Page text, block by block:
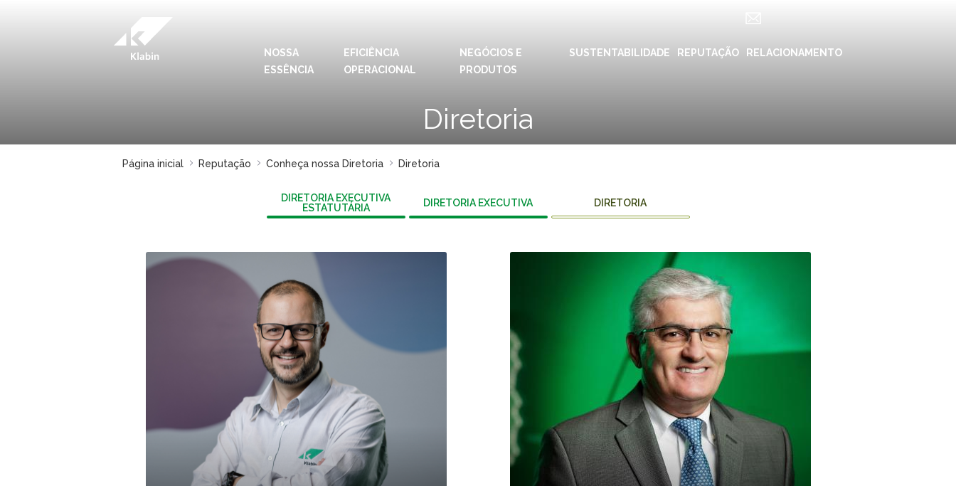
NOSSA
ESSÊNCIA
EFICIÊNCIA
OPERACIONAL
NEGÓCIOS E
PRODUTOS
SUSTENTABILIDADE REPUTAÇÃO RELACIONAMENTO
Diretoria
IDIOMAS: PT EN ES
Relações com
Investidores
Plante com a
Klabin
Importam
Klabin Carreiras
Inova Klabin
Parque Ecológico
Klabin
YouTube
Spotify
TikTok
VER A LISTA COMPLETA
Página inicial Reputação Conheça nossa Diretoria Diretoria
DIRETORIA EXECUTIVA
ESTATUTÁRIA
DIRETORIA EXECUTIVA DIRETORIA